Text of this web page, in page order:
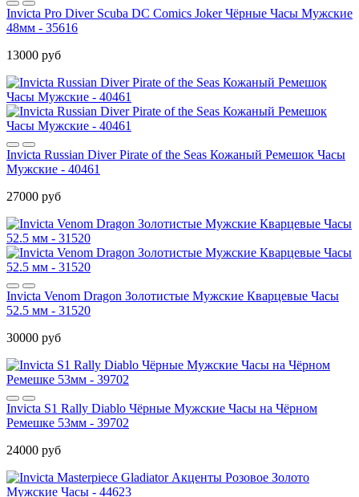
Invicta Pro Diver Scuba DC Comics Joker Чёрные Часы Мужские
48мм - 35616
13000 руб
Invicta Russian Diver Pirate of the Seas Кожаный Ремешок Часы
Мужские - 40461
27000 руб
Invicta Venom Dragon Золотистые Мужские Кварцевые Часы
52.5 мм - 31520
30000 руб
Invicta S1 Rally Diablo Чёрные Мужские Часы на Чёрном
Ремешке 53мм - 39702
24000 руб